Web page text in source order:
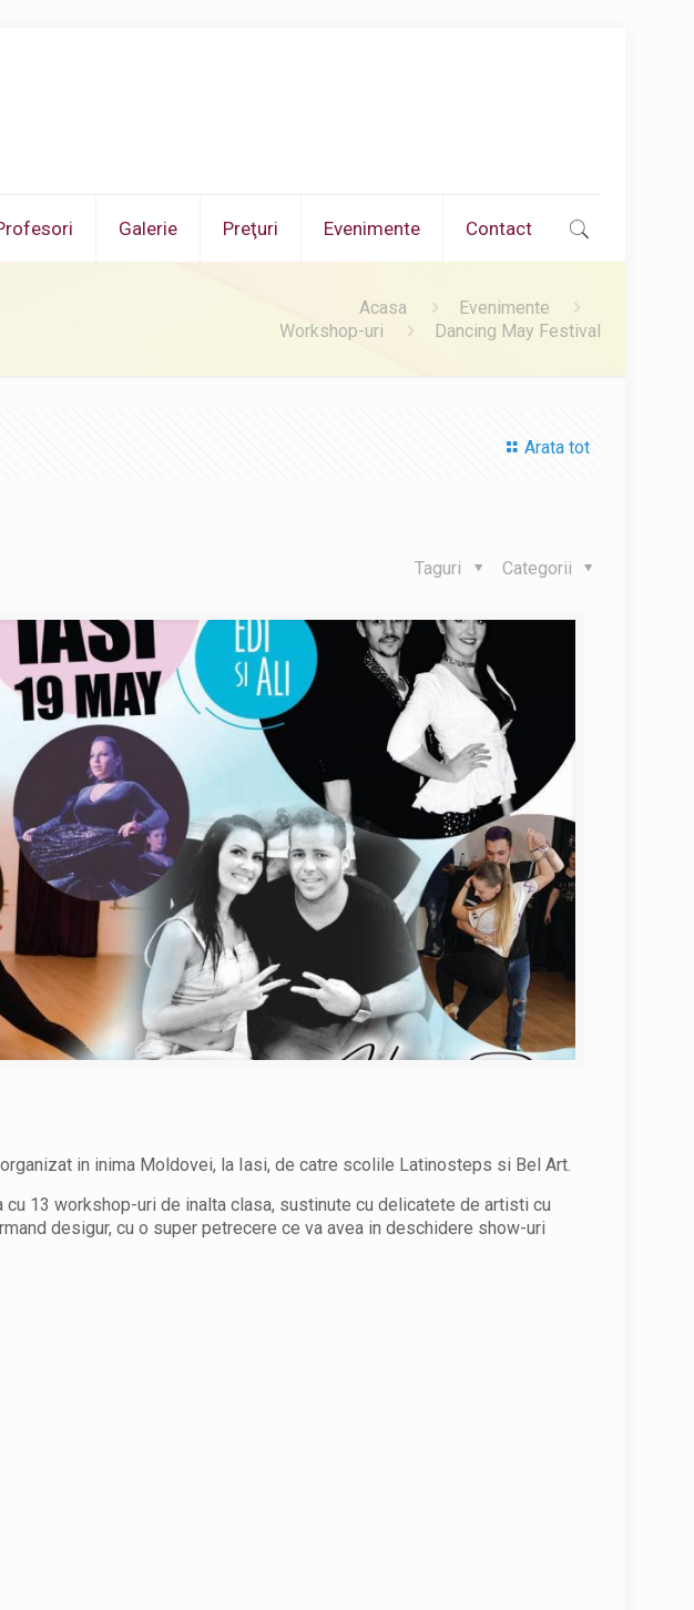
Galerie Preţuri Evenimente Contact
Acasa
Evenimente
Workshop-uri
Dancing May Festival
Arata tot
Categorii
Taguri
in inima Moldovei, la Iasi, de catre scolile Latinosteps si Bel Art.
13 workshop-uri de inalta clasa, sustinute cu delicatete de artisti cu
desigur, cu o super petrecere ce va avea in deschidere show-uri